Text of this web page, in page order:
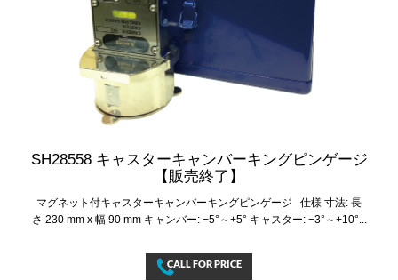
SH28558 キャスターキャンバーキングピンゲージ
【販売終了】
マグネット付キャスターキャンバーキングピンゲージ 仕様 寸法: 長
さ 230 mm x 幅 90 mm キャンバー: −5°～+5° キャスター: −3°～+10°...